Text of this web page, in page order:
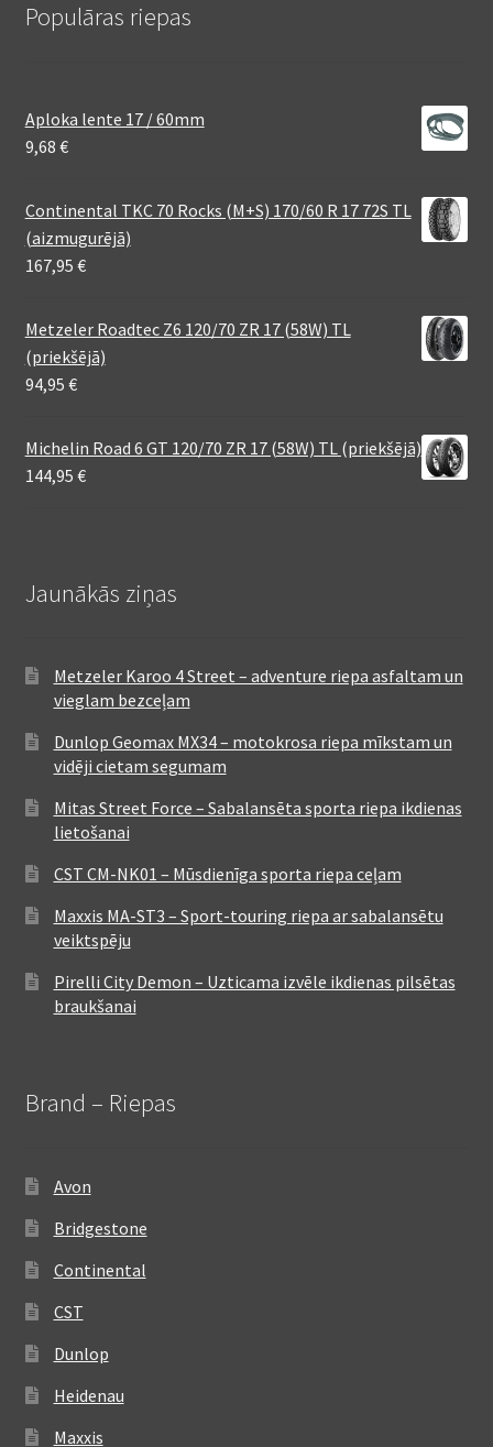
Populāras riepas
Aploka lente 17 / 60mm
9,68 €
Continental TKC 70 Rocks (M+S) 170/60 R 17 72S TL
(aizmugurējā)
167,95 €
Metzeler Roadtec Z6 120/70 ZR 17 (58W) TL
(priekšējā)
94,95 €
Michelin Road 6 GT 120/70 ZR 17 (58W) TL (priekšējā)
144,95 €
Jaunākās ziņas
Metzeler Karoo 4 Street – adventure riepa asfaltam un
vieglam bezceļam
Dunlop Geomax MX34 – motokrosa riepa mīkstam un
vidēji cietam segumam
Mitas Street Force – Sabalansēta sporta riepa ikdienas
lietošanai
CST CM-NK01 – Mūsdienīga sporta riepa ceļam
Maxxis MA-ST3 – Sport-touring riepa ar sabalansētu
veiktspēju
Pirelli City Demon – Uzticama izvēle ikdienas pilsētas
braukšanai
Brand – Riepas
Avon
Bridgestone
Continental
CST
Dunlop
Heidenau
Maxxis